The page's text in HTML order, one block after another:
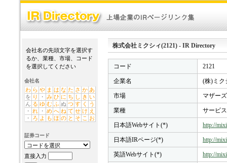
会社名の先頭文字を選択す
るか、業種、市場、コード
を選択してください
会社名
わ ら や ま は な た さ か あ
を り ・ み ひ に ち し き い
ん る ゆ む ふ ぬ つ す く
う
・ れ ・ め へ ね て せ け え
・
ろ よ も ほ の と そ こ お
証券コード
直接入力
株式会社ミクシィ(2121) - IR Directory
コード 2121
企業名 (株)ミク
市場 マザーズ
業種 サービ
日本語Webサイト(*) http://
日本語IRページ(*) http://
英語Webサイト(*) http://